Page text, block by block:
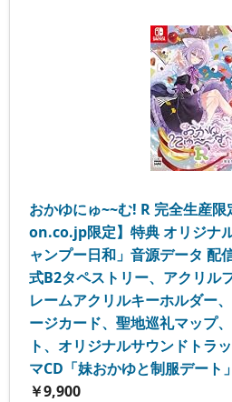
おかゆにゅ~~む! R 完全生産
on.co.jp限定】特典 オリジナ
ャンプー日和」音源データ 配
式B2タペストリー、アクリル
レームアクリルキーホルダー
ージカード、聖地巡礼マップ
ト、オリジナルサウンドトラ
マCD「妹おかゆと制服デート
￥9,900